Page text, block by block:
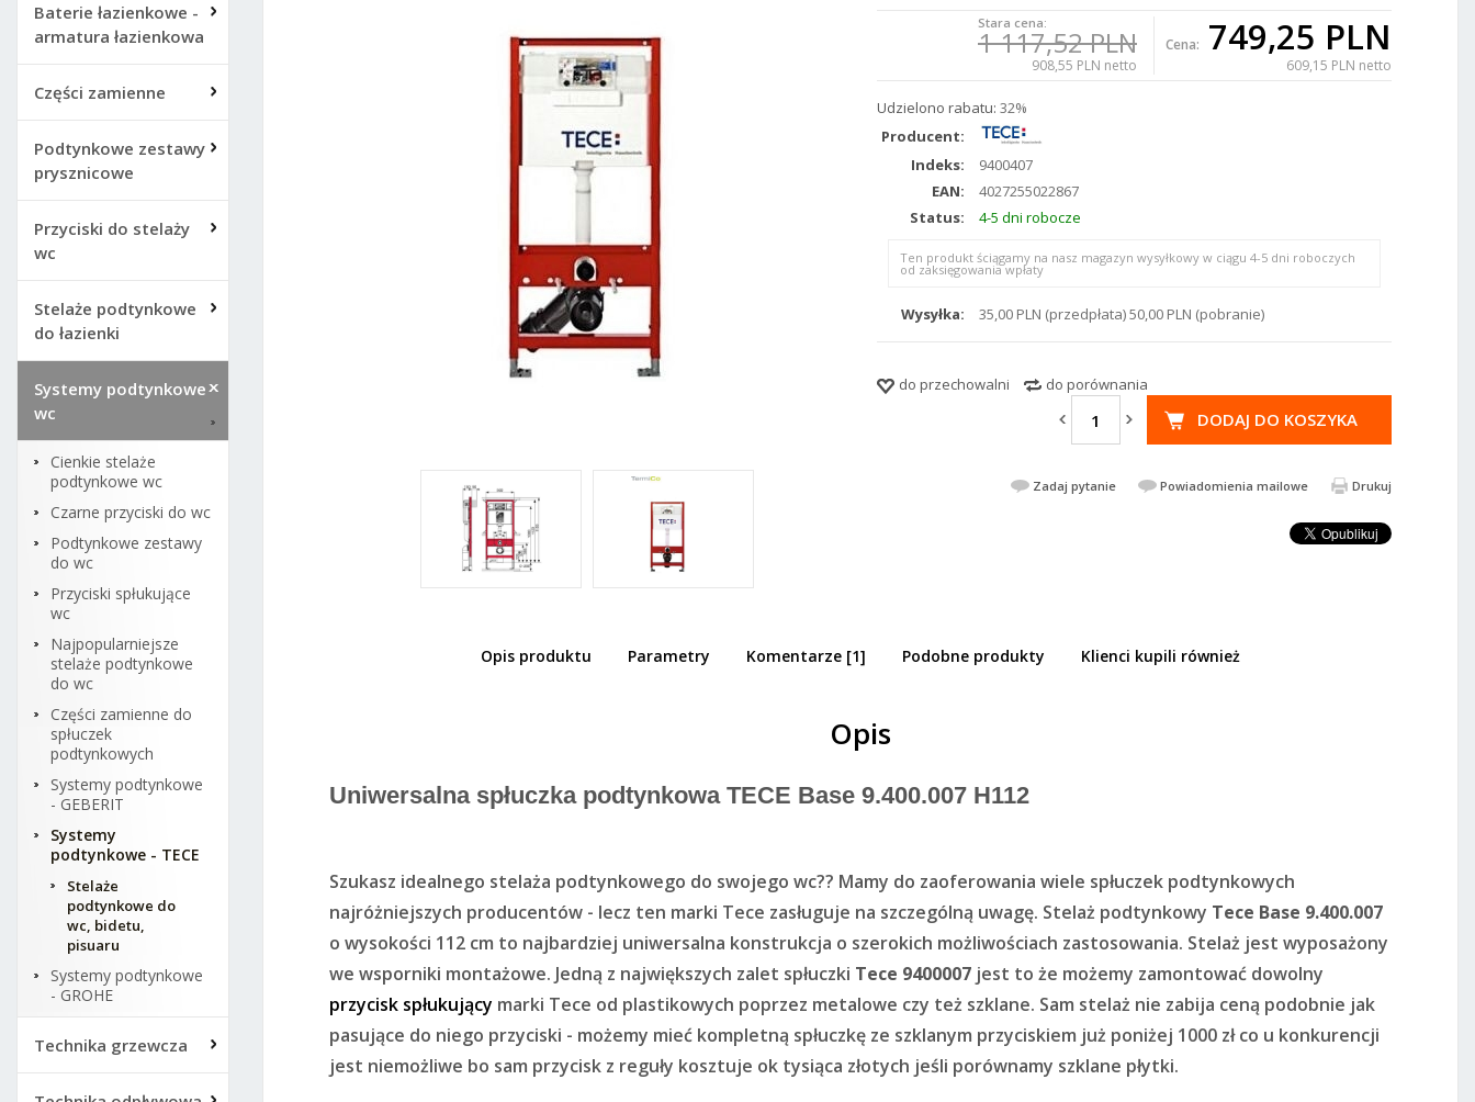
Baterie łazienkowe -
armatura łazienkowa
Części zamienne
Podtynkowe zestawy
prysznicowe
Przyciski do stelaży
wc
Stelaże podtynkowe
do łazienki
Systemy podtynkowe
wc
Cienkie stelaże
podtynkowe wc
Czarne przyciski do wc
Podtynkowe zestawy
do wc
Przyciski spłukujące
wc
Najpopularniejsze
stelaże podtynkowe
do wc
Części zamienne do
spłuczek
podtynkowych
Systemy podtynkowe
- GEBERIT
Systemy
podtynkowe - TECE
Stelaże
podtynkowe do
wc, bidetu,
pisuaru
Systemy podtynkowe
- GROHE
Technika grzewcza
Cena: 749,25 PLN
609,15 PLN netto
Stara cena:
1 117,52 PLN
908,55 PLN netto
Udzielono rabatu: 32%
Producent:
Indeks:
9400407
EAN:
4027255022867
Status:
4-5 dni robocze
Ten produkt ściągamy na nasz magazyn wysyłkowy w ciągu 4-5 dni roboczych
od zaksięgowania wpłaty
Wysyłka: 35,00 PLN (przedpłata) 50,00 PLN (pobranie)
do przechowalni do porównania
DODAJ DO KOSZYKA
Zadaj pytanie Powiadomienia mailowe Drukuj
Tece Base stelaż podtynkowy do wc h112 9.400.407 749,25 PLN
Opis produktu Parametry Komentarze [1] Podobne produkty Klienci kupili również
Opis
Uniwersalna spłuczka podtynkowa TECE Base 9.400.007 H112
Szukasz idealnego stelaża podtynkowego do swojego wc?? Mamy do zaoferowania wiele spłuczek podtynkowych
najróżniejszych producentów - lecz ten marki Tece zasługuje na szczególną uwagę. Stelaż podtynkowy Tece Base 9.400.007
o wysokości 112 cm to najbardziej uniwersalna konstrukcja o szerokich możliwościach zastosowania. Stelaż jest wyposażony
we wsporniki montażowe. Jedną z największych zalet spłuczki Tece 9400007 jest to że możemy zamontować dowolny
przycisk spłukujący marki Tece od plastikowych poprzez metalowe czy też szklane. Sam stelaż nie zabija ceną podobnie jak
pasujące do niego przyciski - możemy mieć kompletną spłuczkę ze szklanym przyciskiem już poniżej 1000 zł co u konkurencji
jest niemożliwe bo sam przycisk z reguły kosztuje ok tysiąca złotych jeśli porównamy szklane płytki.